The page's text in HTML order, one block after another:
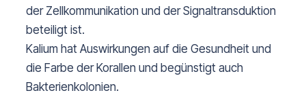
der Zellkommunikation und der Signaltransduktion
beteiligt ist.
Kalium hat Auswirkungen auf die Gesundheit und
die Farbe der Korallen und begünstigt auch
Bakterienkolonien.